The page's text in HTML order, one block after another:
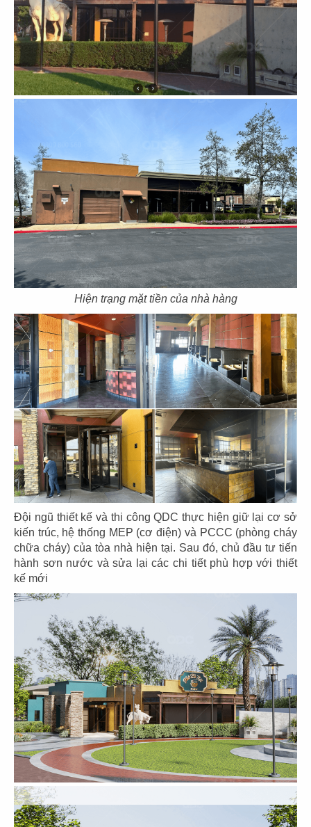
Hiện trạng mặt tiền của nhà hàng
Đội ngũ thiết kế và thi công QDC thực hiện giữ lại cơ sở
kiến trúc, hệ thống MEP (cơ điện) và PCCC (phòng cháy
chữa cháy) của tòa nhà hiện tại. Sau đó, chủ đầu tư tiến
hành sơn nước và sửa lại các chi tiết phù hợp với thiết
kế mới
09
THIÊN ÂN
10
BREAKING DAWN
11
HELEN
Khách sạn
12
LAVENDER
Khách sạn
13
NATUQUEENS
Spa
14
KINGKANG
Spa
15
HOA HƯỚNG
DƯƠNG
Spa
16
HEAVEN BEAUTY
Spa
DIỆP THẢO
Spa
MEGUSTAS
Spa
19
THE SAND
Văn phòng
20
LONG TÂY